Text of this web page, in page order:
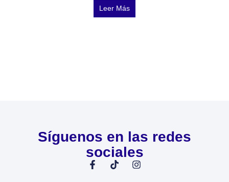
Leer Más
Síguenos en las redes
sociales